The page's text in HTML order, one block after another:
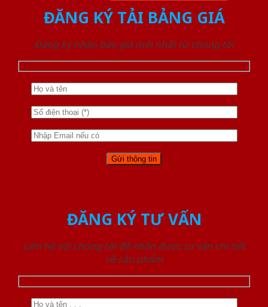
ĐĂNG KÝ TẢI BẢNG GIÁ
Đăng ký nhận báo giá mới nhất từ chúng tôi
ĐĂNG KÝ TƯ VẤN
Liên hệ với chúng tôi để nhận được tư vấn chi tiết
về sản phẩm